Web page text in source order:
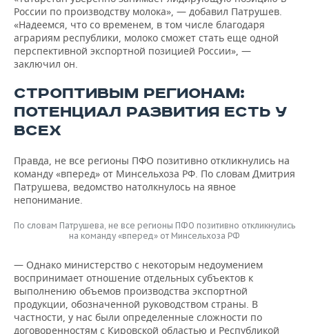
России по производству молока», — добавил Патрушев.
«Надеемся, что со временем, в том числе благодаря
аграриям республики, молоко сможет стать еще одной
перспективной экспортной позицией России», —
заключил он.
СТРОПТИВЫМ РЕГИОНАМ:
ПОТЕНЦИАЛ РАЗВИТИЯ ЕСТЬ У
ВСЕХ
Правда, не все регионы ПФО позитивно откликнулись на
команду «вперед» от Минсельхоза РФ. По словам Дмитрия
Патрушева, ведомство натолкнулось на явное
непонимание.
По словам Патрушева, не все регионы ПФО позитивно откликнулись
на команду «вперед» от Минсельхоза РФ
— Однако министерство с некоторым недоумением
воспринимает отношение отдельных субъектов к
выполнению объемов производства экспортной
продукции, обозначенной руководством страны. В
частности, у нас были определенные сложности по
договоренностям с Кировской областью и Республикой